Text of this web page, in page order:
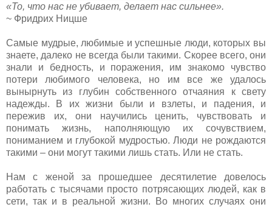
«То, что нас не убивает, делает нас сильнее».
~ Фридрих Ницше
Самые мудрые, любимые и успешные люди, которых вы
знаете, далеко не всегда были такими. Скорее всего, они
знали и бедность, и поражения, им знакомо чувство
потери любимого человека, но им все же удалось
вынырнуть из глубин собственного отчаяния к свету
надежды. В их жизни были и взлеты, и падения, и
пережив их, они научились ценить, чувствовать и
понимать жизнь, наполняющую их сочувствием,
пониманием и глубокой мудростью. Люди не рождаются
такими – они могут такими лишь стать. Или не стать.
Нам с женой за прошедшее десятилетие довелось
работать с тысячами просто потрясающих людей, как в
сети, так и в реальной жизни. Во многих случаях они